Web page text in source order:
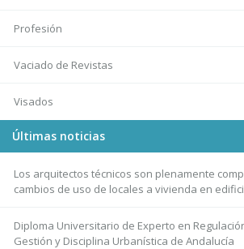
Profesión
Vaciado de Revistas
Visados
Últimas noticias
Los arquitectos técnicos son plenamente
cambios de uso de locales a vivienda en
Diploma Universitario de Experto en
Gestión y Disciplina Urbanística de Andalucía